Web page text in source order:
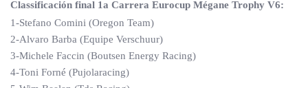
Classificación final 1a Carrera Eurocup Mégane Trophy V6:
1-Stefano Comini (Oregon Team)
2-Alvaro Barba (Equipe Verschuur)
3-Michele Faccin (Boutsen Energy Racing)
4-Toni Forné (Pujolaracing)